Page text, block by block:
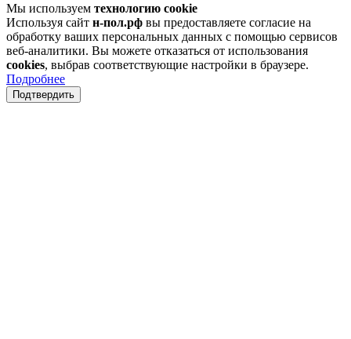
Мы используем технологию cookie
Используя сайт н-пол.рф вы предоставляете согласие на
обработку ваших персональных данных с помощью сервисов
веб-аналитики. Вы можете отказаться от использования
cookies, выбрав соответствующие настройки в браузере.
Подробнее
Подтвердить